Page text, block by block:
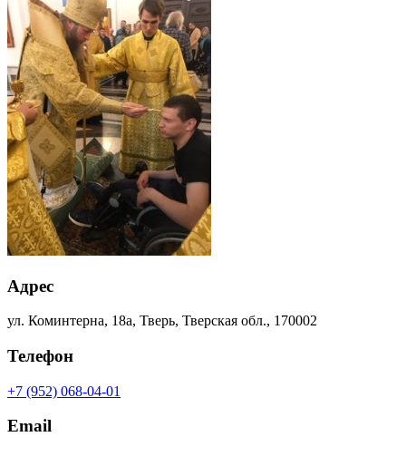
Адрес
ул. Коминтерна, 18а, Тверь, Тверская обл., 170002
Телефон
+7 (952) 068-04-01
Email